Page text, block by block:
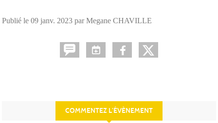
Publié le 09 janv. 2023 par Megane CHAVILLE
COMMENTEZ L’ÉVÈNEMENT